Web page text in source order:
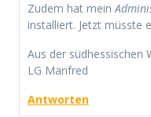
Zudem hat mein
installiert. Jetzt müsste
Aus der südhessischen
LG Manfred
Antworten